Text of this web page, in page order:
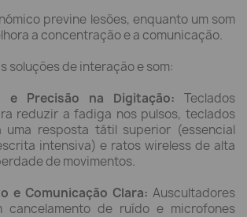
previne lesões, enquanto um som
a concentração e a comunicação.
soluções de interação e som:
e Precisão na Digitação: Teclados
reduzir a fadiga nos pulsos, teclados
uma resposta tátil superior (essencial
intensiva) e ratos wireless de alta
de movimentos.
e Comunicação Clara: Auscultadores
cancelamento de ruído e microfones